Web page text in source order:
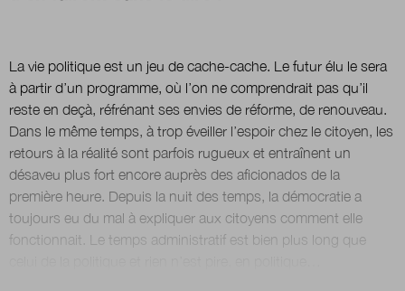
Newsletter
Renseignez votre email afin de suivre l'actualité
de la transformation publique.
La vie politique est un jeu de cache-cache. Le futur élu le sera
à partir d’un programme, où l’on ne comprendrait pas qu’il
reste en deçà, réfrénant ses envies de réforme, de renouveau.
Dans le même temps, à trop éveiller l’espoir chez le citoyen, les
retours à la réalité sont parfois rugueux et entraînent un
désaveu plus fort encore auprès des aficionados de la
première heure. Depuis la nuit des temps, la démocratie a
toujours eu du mal à expliquer aux citoyens comment elle
fonctionnait. Le temps administratif est bien plus long que